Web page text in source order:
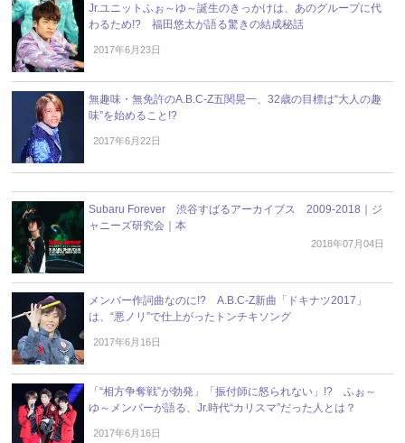
Jr.ユニットふぉ～ゆ～誕生のきっかけは、あのグループに代
わるため!? 福田悠太が語る驚きの結成秘話
2017年6月23日
無趣味・無免許のA.B.C-Z五関晃一、32歳の目標は“大人の趣
味”を始めること!?
2017年6月22日
Subaru Forever 渋谷すばるアーカイブス 2009-2018｜ジ
ャニーズ研究会｜本
2018年07月04日
メンバー作詞曲なのに!? A.B.C-Z新曲「ドキナツ2017」
は、“悪ノリ”で仕上がったトンチキソング
2017年6月16日
「“相方争奪戦”が勃発」「振付師に怒られない」!? ふぉ～
ゆ～メンバーが語る、Jr.時代“カリスマ”だった人とは？
2017年6月16日